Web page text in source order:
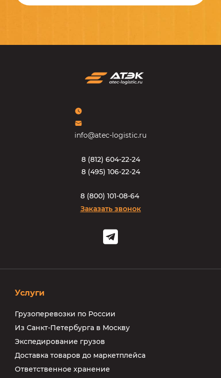
info@atec-logistic.ru
8 (812) 604-22-24
8 (495) 106-22-24
8 (800) 101-08-64
Заказать звонок
Услуги
Грузоперевозки по России
Из Санкт-Петербурга в Москву
Экспедирование грузов
Доставка товаров до маркетплейса
Ответственное хранение